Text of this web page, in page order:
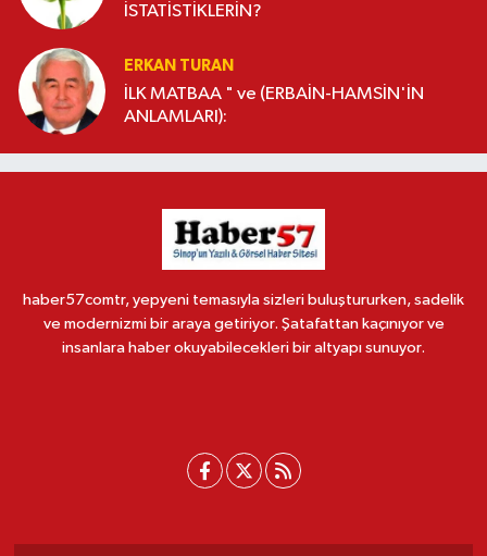
İSTATİSTİKLERİN?
ERKAN TURAN
İLK MATBAA " ve (ERBAİN-HAMSİN'İN
ANLAMLARI):
haber57comtr, yepyeni temasıyla sizleri buluştururken, sadelik
ve modernizmi bir araya getiriyor. Şatafattan kaçınıyor ve
insanlara haber okuyabilecekleri bir altyapı sunuyor.